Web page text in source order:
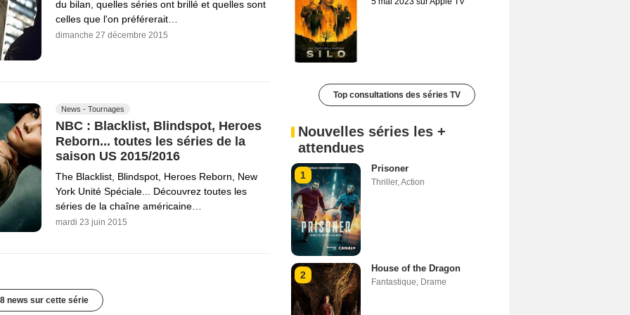
du bilan, quelles séries ont brillé et quelles sont
celles que l'on préférerait…
dimanche 27 décembre 2015
News - Tournages
NBC : Blacklist, Blindspot, Heroes
Reborn... toutes les séries de la
saison US 2015/2016
The Blacklist, Blindspot, Heroes Reborn, New
York Unité Spéciale... Découvrez toutes les
séries de la chaîne américaine…
mardi 23 juin 2015
news sur cette série
Top consultations des séries TV
Nouvelles séries les +
attendues
1
Prisoner
Thriller,Action
2
House of the Dragon
Fantastique, Drame